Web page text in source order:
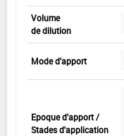
Volume
de dilution
Mode d'apport
Epoque d'apport /
Stades d'application